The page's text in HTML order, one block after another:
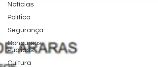
Notícias
Política
Segurança
Concursos
Públicos
Cultura